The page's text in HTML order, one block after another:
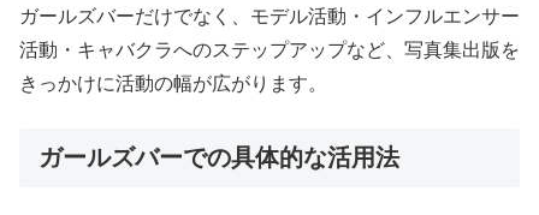
ガールズバーだけでなく、モデル活動・インフルエンサー
活動・キャバクラへのステップアップなど、写真集出版を
きっかけに活動の幅が広がります。
ガールズバーでの具体的な活用法